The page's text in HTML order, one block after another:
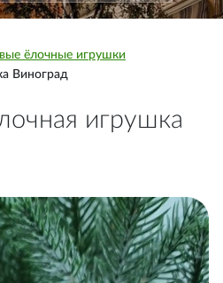
ёлочные игрушки
Виноград
игрушка